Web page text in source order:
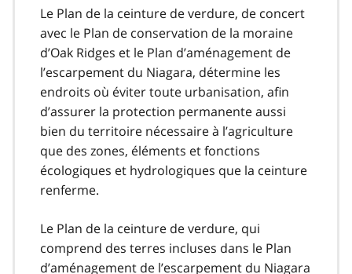
Le Plan de la ceinture de verdure, de concert
avec le Plan de conservation de la moraine
d’Oak Ridges et le Plan d’aménagement de
l’escarpement du Niagara, détermine les
endroits où éviter toute urbanisation, afin
d’assurer la protection permanente aussi
bien du territoire nécessaire à l’agriculture
que des zones, éléments et fonctions
écologiques et hydrologiques que la ceinture
renferme.
Le Plan de la ceinture de verdure, qui
comprend des terres incluses dans le Plan
d’aménagement de l’escarpement du Niagara